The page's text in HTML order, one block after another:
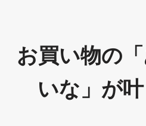
お買い物の
いな」が